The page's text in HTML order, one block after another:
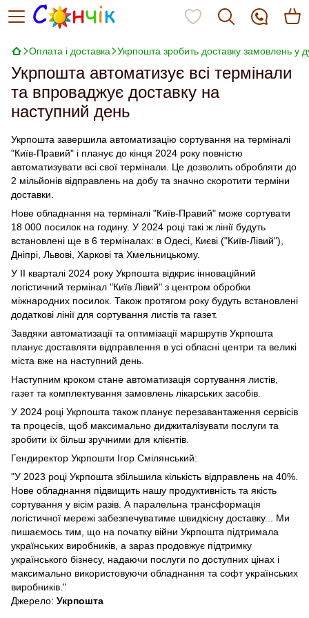
Оплата і доставка Укрпошта зробить доставку замовлень у
Укрпошта автоматизує всі термінали
та впроваджує доставку на
наступний день
Укрпошта завершила автоматизацію сортування на терміналі
"Київ-Правий" і планує до кінця 2024 року повністю
автоматизувати всі свої термінали. Це дозволить обробляти до
2 мільйонів відправлень на добу та значно скоротити терміни
доставки.
Нове обладнання на терміналі "Київ-Правий" може сортувати
18 000 посилок на годину. У 2024 році такі ж лінії будуть
встановлені ще в 6 терміналах: в Одесі, Києві ("Київ-Лівий"),
Дніпрі, Львові, Харкові та Хмельницькому.
У II кварталі 2024 року Укрпошта відкриє інноваційний
логістичний термінал "Київ Лівий" з центром обробки
міжнародних посилок. Також протягом року будуть встановлені
додаткові лінії для сортування листів та газет.
Завдяки автоматизації та оптимізації маршрутів Укрпошта
планує доставляти відправлення в усі обласні центри та великі
міста вже на наступний день.
Наступним кроком стане автоматизація сортування листів,
газет та комплектування замовлень лікарських засобів.
У 2024 році Укрпошта також планує перезавантаження сервісів
та процесів, щоб максимально диджиталізувати послуги та
зробити їх більш зручними для клієнтів.
Гендиректор Укрпошти Ігор Смілянський:
"У 2023 році Укрпошта збільшила кількість відправлень на 40%.
Нове обладнання підвищить нашу продуктивність та якість
сортування у вісім разів. А паралельна трансформація
логістичної мережі забезпечуватиме швидкісну доставку... Ми
пишаємось тим, що на початку війни Укрпошта підтримала
українських виробників, а зараз продовжує підтримку
українського бізнесу, надаючи послуги по доступних цінах і
максимально використовуючи обладнання та софт українських
виробників."
Джерело: Укрпошта